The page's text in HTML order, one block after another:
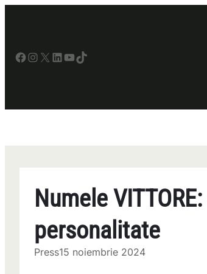
Facebook InstagramX LinkedIn YouTube TikTok
Numele
personalitate
Press15 noiembrie 2024